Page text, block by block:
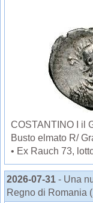
COSTANTINO I il
Busto elmato R/
• Ex Rauch 73,
2026-07-31 - Una
Regno di Romania